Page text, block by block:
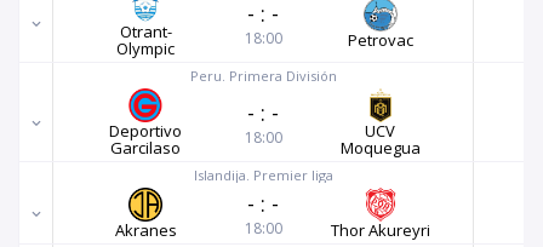
Otrant-
Olympic
- : -
18:00 Petrovac
Peru. Primera División
Deportivo
Garcilaso
- : -
18:00 UCV
Moquegua
Islandija. Premier liga
Akranes
- : -
18:00 Thor Akureyri